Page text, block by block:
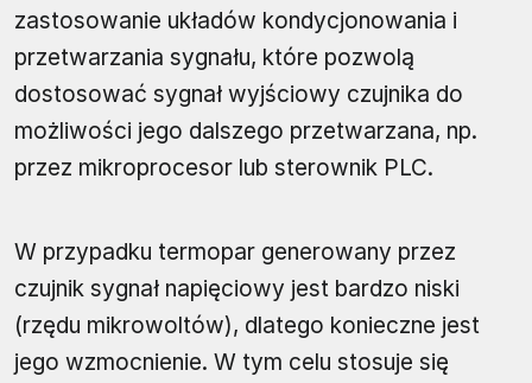
zastosowanie układów kondycjonowania i
przetwarzania sygnału, które pozwolą
dostosować sygnał wyjściowy czujnika do
możliwości jego dalszego przetwarzana, np.
przez mikroprocesor lub sterownik PLC.
W przypadku termopar generowany przez
czujnik sygnał napięciowy jest bardzo niski
(rzędu mikrowoltów), dlatego konieczne jest
jego wzmocnienie. W tym celu stosuje się